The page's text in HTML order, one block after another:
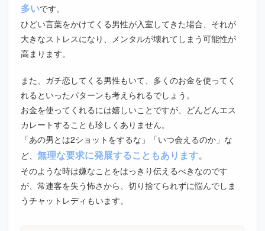
多いです。
ひどい言葉をかけてくる男性が入室してきた場合、それが
大きなストレスになり、メンタルが壊れてしまう可能性が
高まります。
また、ガチ恋してくる男性もいて、多くのお金を使ってく
れるといったパターンも考えられるでしょう。
お金を使ってくれるには嬉しいことですが、どんどんエス
カレートすることも珍しくありません。
「あの男とは2ショットをするな」「いつ会えるのか」な
ど、無理な要求に発展することもあります。
そのような時は嫌なことをはっきり伝えるべきなのです
が、常連客を失う怖さから、切り捨てられずに悩んでしま
うチャットレディもいます。